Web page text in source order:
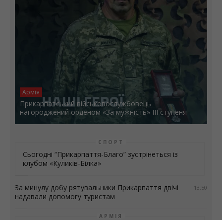
Армія
Прикарпатський військовослужбовець
нагороджений орденом «За мужність» ІІІ ступеня
СПОРТ
Сьогодні “Прикарпаття-Благо” зустрінеться із
клубом «Куликів-Білка»
13:50
За минулу добу рятувальники Прикарпаття двічі
надавали допомогу туристам
АРМІЯ